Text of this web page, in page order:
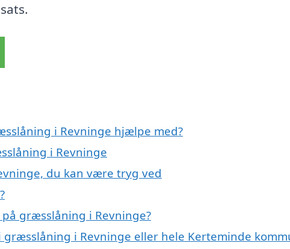
i Revninge hjælpe med?
i Revninge
du kan være tryg ved
græsslåning i Revninge?
i Revninge eller hele Kerteminde